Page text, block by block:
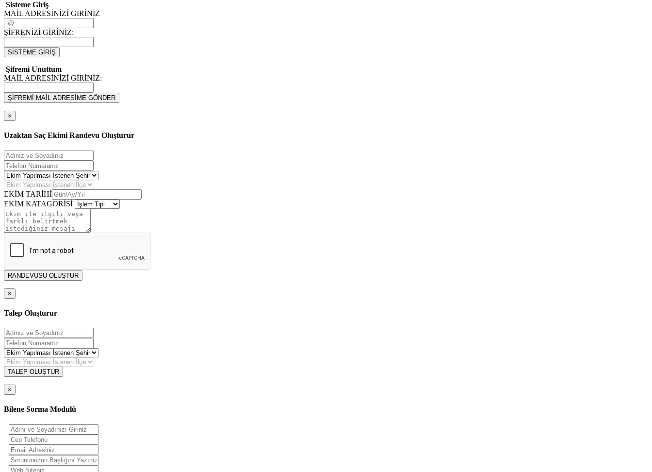
Sisteme Giriş
MAİL ADRESİNİZİ GİRİNİZ
ŞİFRENİZİ GİRİNİZ:
SİSTEME GİRİŞ
Şifremi Unuttum
MAİL ADRESİNİZİ GİRİNİZ:
ŞİFREMİ MAİL ADRESİME GÖNDER
×
Uzaktan Saç Ekimi Randevu Oluşturur
EKİM TARİHİ
EKİM KATAGORİSİ
RANDEVUSU OLUŞTUR
×
Talep Oluşturur
TALEP OLUŞTUR
×
Bilene Sorma Modulü